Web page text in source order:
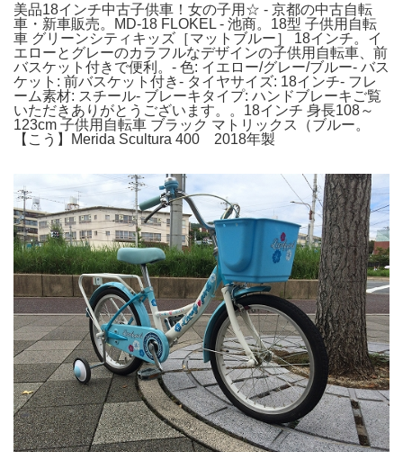
美品18インチ中古子供車！女の子用☆ - 京都の中古自転
車・新車販売。MD-18 FLOKEL - 池商。18型 子供用自転
車 グリーンシティキッズ［マットブルー］ 18インチ。イ
エローとグレーのカラフルなデザインの子供用自転車、前
バスケット付きで便利。- 色: イエロー/グレー/ブルー- バス
ケット: 前バスケット付き- タイヤサイズ: 18インチ- フレ
ーム素材: スチール- ブレーキタイプ: ハンドブレーキご覧
いただきありがとうございます。。18インチ 身長108～
123cm 子供用自転車 ブラック マトリックス（ブルー。
【こう】Merida Scultura 400 2018年製